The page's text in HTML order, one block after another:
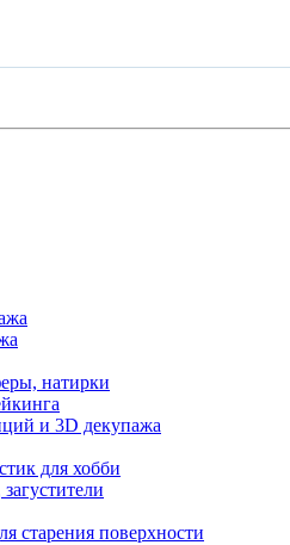
натирки
и 3D декупажа
для хобби
старения поверхности